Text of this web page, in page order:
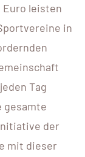
Euro leisten
in
Tag
gesamte
der
mit dieser